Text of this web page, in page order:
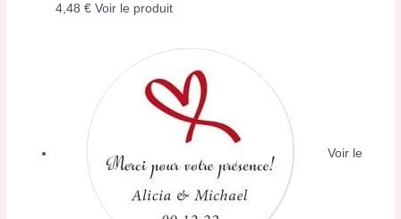
4,48€ Voir le produit
Voir le